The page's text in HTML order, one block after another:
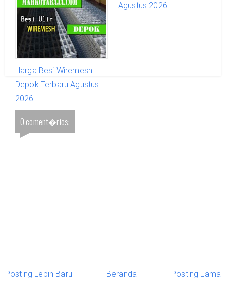
LEMBAR MURAH
AGUSTUS 2026
Agustus 2026
Harga Besi Wiremesh
Depok Terbaru Agustus
2026
0 coment�rios:
Posting Lebih Baru Beranda Posting Lama